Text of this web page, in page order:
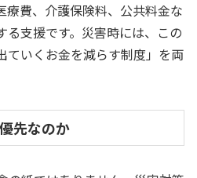
療費、介護保険料、公共料金な
る支援です。災害時には、この
ていくお金を減らす制度」を両
先なのか